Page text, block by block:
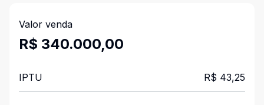
Valor venda
R$ 340.000,00
IPTU R$ 43,25